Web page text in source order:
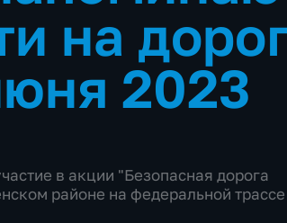
на
2023
в акции "Безопасная дорога
районе на федеральной